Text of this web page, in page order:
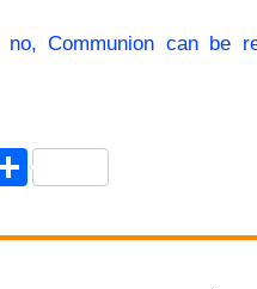
no, Communion can be
S
ar